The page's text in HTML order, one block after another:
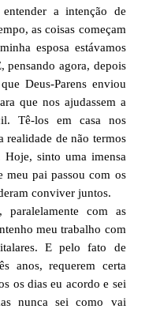
a intenção de
as coisas começam
esposa estávamos
pensando agora, depois
Deus-Parens enviou
que nos ajudassem a
Tê-los em casa nos
realidade de não termos
sinto uma imensa
meu pai passou com os
conviver juntos.
com as
meu trabalho com
E pelo fato de
anos, requerem certa
os dias eu acordo e sei
nunca sei como vai